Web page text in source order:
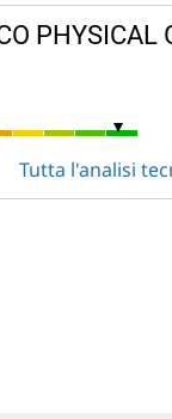
PHYSICAL
Tutta l'analisi